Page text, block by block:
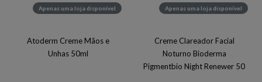
Apenas uma loja disponível
Atoderm Creme Mãos e
Unhas 50ml
Apenas uma loja disponível
Creme Clareador Facial
Noturno Bioderma
Pigmentbio Night Renewer 50